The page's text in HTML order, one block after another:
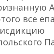
все